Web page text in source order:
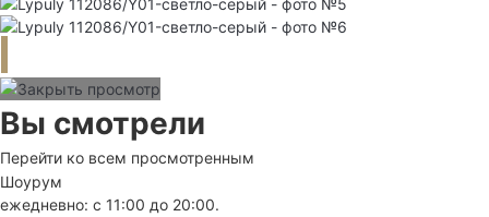
Вы смотрели
Перейти ко всем просмотренным
Шоурум
ежедневно: с 11:00 до 20:00.